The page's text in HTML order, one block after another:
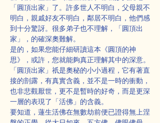
「圓頂出家」了。許多世人不明白，父母親不
明白，親戚好友不明白，鄰居不明白，他們感
到十分驚訝。很多弟子也不理解，「圓頂出
家」，的確深奧難解。
是的，如果您能仔細研讀這本《圓頂的神
思》，或許，您就能夠真正理解其中的深意。
「圓頂出家」祇是奧秘的小小過程，它有著直
接的剖露，有真實含義，並不是一時的衝動，
也非悲觀厭世，更不是暫時的好奇，而是更深
一層的表現了「活佛」的含義。
要知道，蓮生活佛在無數劫前便已證得無上涅